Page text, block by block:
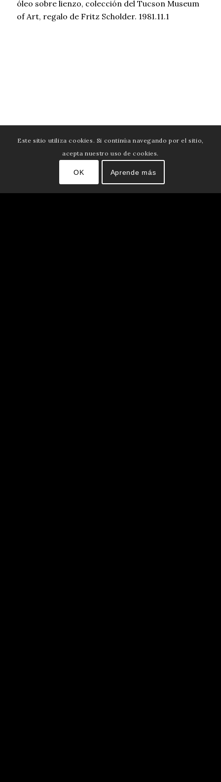
óleo sobre lienzo, colección del Tucson Museum
of Art, regalo de Fritz Scholder. 1981.11.1
Este sitio utiliza cookies. Si continúa navegando por el sitio,
acepta nuestro uso de cookies.
OK Aprende más